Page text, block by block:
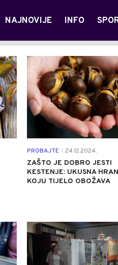
NAJNOVIJE INFO
0
PROBAJTE 24.12.2024.
ZAŠTO JE DOBRO JESTI
KESTENJE: UKUSNA
KOJU TIJELO OBOŽAVA
0